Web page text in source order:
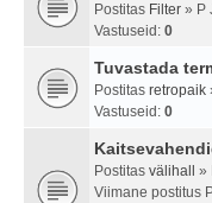
Postitas Filter » P
Vastuseid: 0
Tuvastada
Postitas retropaik
Vastuseid: 0
Postitas välihall
»
Viimane postitus